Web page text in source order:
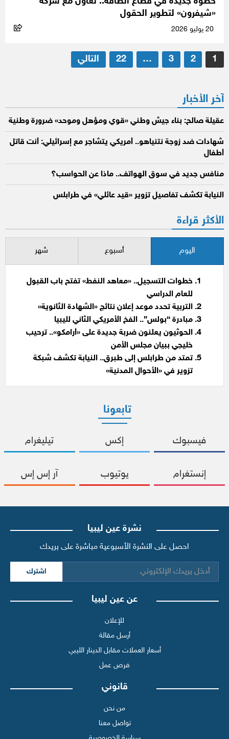
«شيفرون» لتطوير الحقول
تعدد
صفحات
1
2
3
…
22 التالي
آخر الأخبار
عقيلة صالح: بناء جيش وطني «قوي ومؤهل وموحد» ضرورة وطنية
شهادات ضد زوجة نتنياهو.. أمريكي يتشاجر مع إسرائيلي: أنت قاتل
أطفال
منافس جديد في سوق الهواتف.. ماذا عن الحواسب؟
النيابة تكشف تفاصيل تزوير «قيد عائلي» في طرابلس
الأكثر قراءة
اليوم أسبوع شهر
خطوات التسجيل.. «معاهد النفط» تفتح باب القبول
للعام الدراسي
التربية تحدد موعد إعلان نتائج «الشهادة الثانوية»
مبادرة “بولس”.. الفخ الأمريكي الثاني لليبيا
الحوثيون يعلنون ضربة جديدة على «أرامكو».. ترحيب
خليجي ببيان مجلس الأمن
تمتد من طرابلس إلى طبرق.. النيابة تكشف شبكة
تزوير في «الأحوال المدنية»
تابعونا
فيسبوك إكس تيليغرام
إنستغرام يوتيوب آر إس إس
نشرة عين ليبيا
احصل على النشرة الأسبوعية مباشرة على بريدك
اشترك
عن عين ليبيا
للإعلان
أرسل مقالة
أسعار العملات مقابل الدينار الليبي
فرص عمل
قانوني
من نحن
تواصل معنا